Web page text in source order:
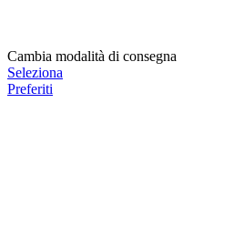
Cambia modalità di consegna
Seleziona
Preferiti